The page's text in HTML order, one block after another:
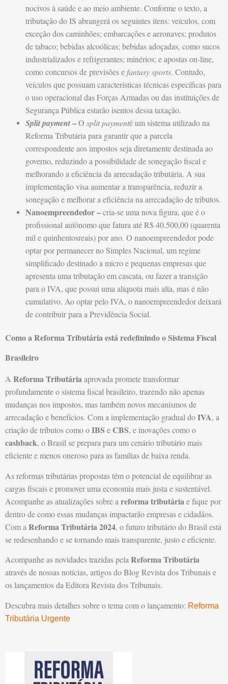
nocivos à saúde e ao meio ambiente. Conforme o texto, a
tributação do IS abrangerá os seguintes itens: veículos, com
exceção dos caminhões; embarcações e aeronaves; produtos
de tabaco; bebidas alcoólicas; bebidas adoçadas, como sucos
industrializados e refrigerantes; minérios; e apostas on-line,
como concursos de previsões efantasy sports. Contudo,
veículos que possuam características técnicas específicas para
o uso operacional das Forças Armadas ou das instituições de
Segurança Pública estarão isentos dessa taxação.
Split payment–O split paymenté um sistema utilizado na
Reforma Tributária para garantir que a parcela
correspondente aos impostos seja diretamente destinada ao
governo, reduzindo a possibilidade de sonegação fiscal e
melhorando a eficiência da arrecadação tributária. A sua
implementação visa aumentar a transparência, reduzir a
sonegação e melhorar a eficiência na arrecadação de tributos.
Nanoempreendedor –cria-se uma nova figura, que é o
profissional autônomo que fatura até R$ 40.500,00 (quarenta
mil e quinhentosreais) por ano. O nanoempreendedor pode
optar por permanecer no Simples Nacional, um regime
simplificado destinado a micro e pequenas empresas que
apresenta uma tributação em cascata, ou fazer a transição
para o IVA, que possui uma alíquota mais alta, mas é não
cumulativo. Ao optar pelo IVA, o nanoempreendedor deixará
de contribuir para a Previdência Social.
Como a Reforma Tributária está redefinindo o Sistema Fiscal
Brasileiro
A Reforma Tributáriaaprovada promete transformar
profundamente o sistema fiscal brasileiro, trazendo não apenas
mudanças nos impostos, mas também novos mecanismos de
arrecadação e benefícios. Com a implementação gradual doIVA, a
criação de tributos como oIBS e CBS, e inovações como o
cashback, o Brasil se prepara para um cenário tributário mais
eficiente e menos oneroso para as famílias de baixa renda.
As reformas tributárias propostas têm o potencial de equilibrar as
cargas fiscais e promover uma economia mais justa e sustentável.
Acompanhe as atualizações sobre a reforma tributáriae fique por
dentro de como essas mudanças impactarão empresas e cidadãos.
Com a Reforma Tributária 2024, o futuro tributário do Brasil está
se redesenhando e se tornando mais transparente, justo e eficiente.
Acompanhe as novidades trazidas pelaReforma Tributária
através de nossas notícias, artigos do Blog Revista dos Tribunais e
os lançamentos da Editora Revista dos Tribunais.
Descubra mais detalhes sobre o tema com o lançamento: Reforma
Tributária Urgente